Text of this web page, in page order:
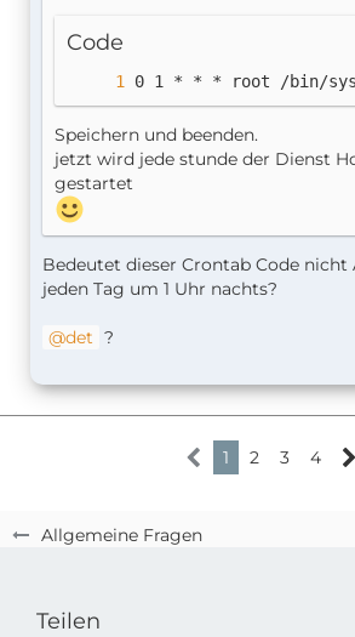
Allgemeine Fragen
Code
0 1 * * * root /bin/
Speichern und beenden.
jetzt wird jede stunde der Dienst
gestartet
Bedeutet dieser Crontab Code nicht
jeden Tag um 1 Uhr nachts?
det ?
1 2 3 4
Teilen